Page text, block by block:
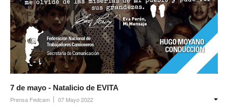
7 de mayo - Natalicio de EVITA
Prensa Fedcam 07 Mayo 2022